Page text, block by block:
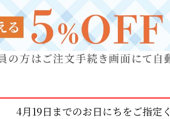
4月19日までのお日にちをご指定